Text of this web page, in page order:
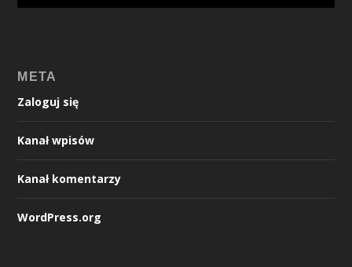
META
Zaloguj się
Kanał wpisów
Kanał komentarzy
WordPress.org